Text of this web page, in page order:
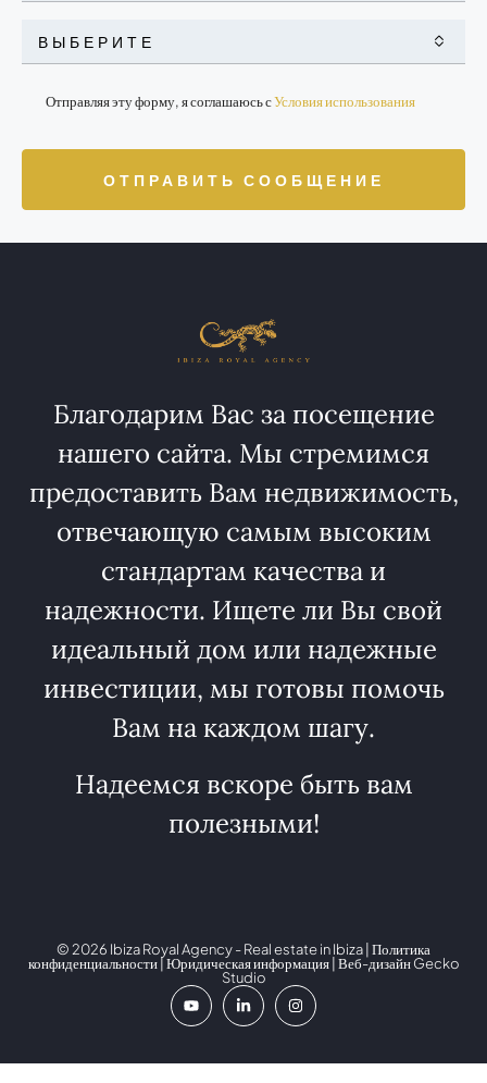
ВЫБЕРИТЕ
Отправляя эту форму, я соглашаюсь сУсловия использования
ОТПРАВИТЬ СООБЩЕНИЕ
Благодарим Вас за посещение
нашего сайта. Мы стремимся
предоставить Вам недвижимость,
отвечающую самым высоким
стандартам качества и
надежности. Ищете ли Вы свой
идеальный дом или надежные
инвестиции, мы готовы помочь
Вам на каждом шагу.
Надеемся вскоре быть вам
полезными!
© 2026 Ibiza Royal Agency - Real estate in Ibiza | Политика
конфиденциальности|Юридическая информация| Веб-дизайнGecko
Studio